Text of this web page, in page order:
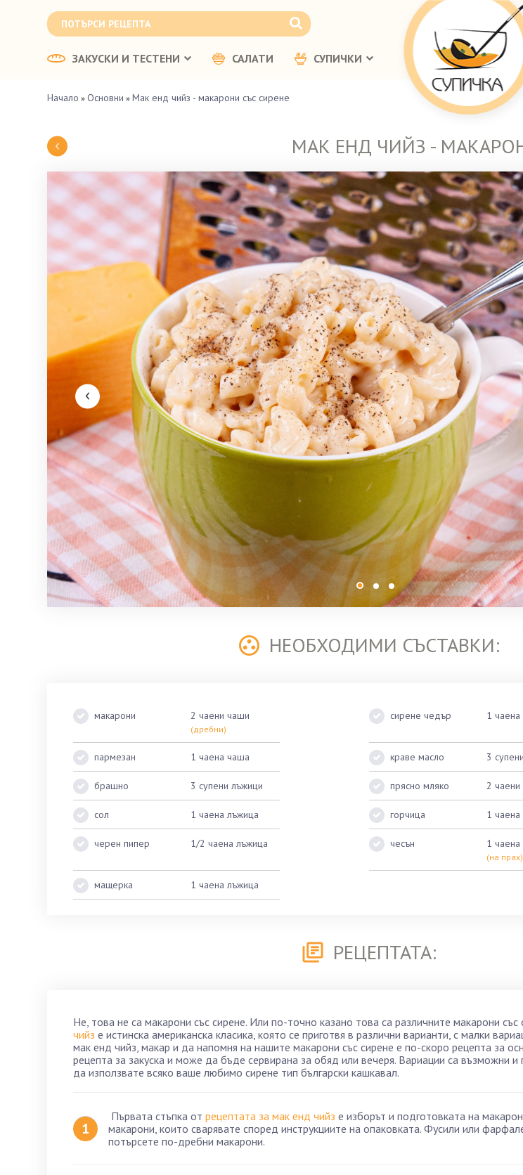
ЗАКУСКИ И ТЕСТЕНИ САЛАТИ СУПИЧКИ
Начало » Основни » Мак енд чийз - макарони със сирене
МАК ЕНД ЧИЙЗ -
НЕОБХОДИМИ СЪСТАВКИ:
макарони 2 чаени чаши
(дребни)
сирене чедър 1
пармезан 1 чаена чаша краве масло 3
брашно 3 супени лъжици прясно мляко 2
сол 1 чаена лъжица горчица 1
черен пипер 1/2 чаена лъжица чесън 1
(на прах)
мащерка 1 чаена лъжица
РЕЦЕПТАТА:
Не, това не са макарони със сирене. Или по-точно казано това са различните макарони със
чийз е истинска американска класика, която се приготвя в различни варианти, с малки
мак енд чийз, макар и да напомня на нашите макарони със сирене е по-скоро рецепта за
рецепта за закуска и може да бъде сервирана за обяд или вечеря. Вариации са възможни
да използвате всяко ваше любимо сирене тип български кашкавал.
Първата стъпка от рецептата за мак енд чийз е изборът и подготовката на
макарони, които сварявате според инструкциите на опаковката. Фусили или
потърсете по-дребни макарони.